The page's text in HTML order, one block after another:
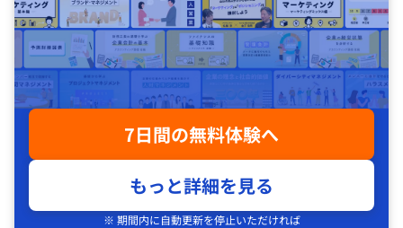
7日間の無料体験へ
もっと詳細を見る
※ 期間内に自動更新を停止いただければ